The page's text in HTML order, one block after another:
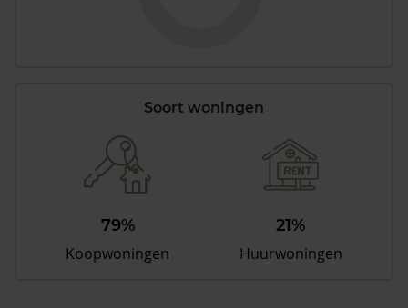
Soort woningen
79%
Koopwoningen
21%
Huurwoningen